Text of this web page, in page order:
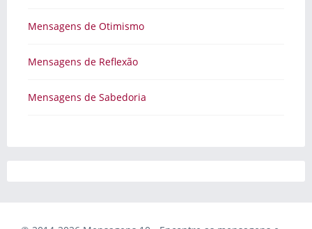
Mensagens de Otimismo
Mensagens de Reflexão
Mensagens de Sabedoria